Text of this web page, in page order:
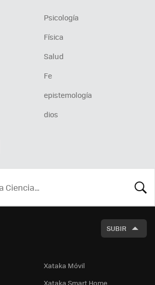
Psicología
Física
Salud
Fe
epistemología
dios
SUBIR
Xataka Móvil
Xataka Smart Home